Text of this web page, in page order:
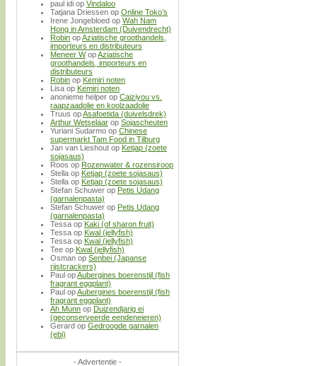
paul idi op Vindaloo
Tatjana Driessen op Online Toko’s
Irene Jongebloed op Wah Nam
Hong in Amsterdam (Duivendrecht)
Robin opAziatische groothandels,
importeurs en distributeurs
Meneer WopAziatische
groothandels, importeurs en
distributeurs
Robin op Kemiri noten
Lisa op Kemiri noten
anonieme helper op Caiziyou vs.
raapzaadolie en koolzaadolie
Truus opAsafoetida (duivelsdrek)
Arthur Wetselaar op Sojascheuten
Yuriani Sudarmo op Chinese
supermarkt Tam Food in Tilburg
Jan van Lieshout op Ketjap (zoete
sojasaus)
Roos op Rozenwater & rozensiroop
Stella op Ketjap (zoete sojasaus)
Stella op Ketjap (zoete sojasaus)
Stefan Schuwer op Petis Udang
(garnalenpasta)
Stefan Schuwer op Petis Udang
(garnalenpasta)
Tessa op Kaki (of sharon fruit)
Tessa op Kwal (jellyfish)
Tessa op Kwal (jellyfish)
Tee op Kwal (jellyfish)
Osman op Senbei (Japanse
rijstcrackers)
Paul opAubergines boerenstijl (fish
fragrant eggplant)
Paul opAubergines boerenstijl (fish
fragrant eggplant)
Ah Munn op Duizendjarig ei
(geconserveerde eendeneieren)
Gerard op Gedroogde garnalen
(ebi)
- Advertentie -